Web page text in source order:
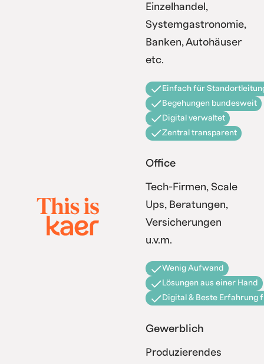
Einzelhandel,
Systemgastronomie,
Banken, Autohäuser
etc.
Einfach für
Begehungen bundesweit
Digital verwaltet
Zentral transparent
Office
Tech-Firmen, Scale
Ups, Beratungen,
Versicherungen
u.v.m.
Wenig Aufwand
Lösungen aus einer Hand
Digital & Beste Erfahrung
Gewerblich
Produzierendes